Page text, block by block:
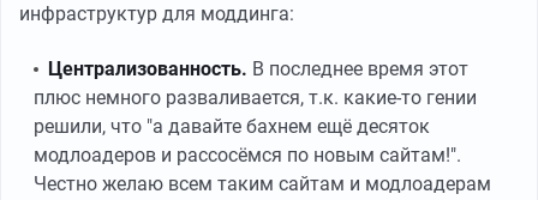
инфраструктур для моддинга:
Централизованность. В последнее время этот
плюс немного разваливается, т.к. какие-то гении
решили, что "а давайте бахнем ещё десяток
модлоадеров и рассосёмся по новым сайтам!".
Честно желаю всем таким сайтам и модлоадерам